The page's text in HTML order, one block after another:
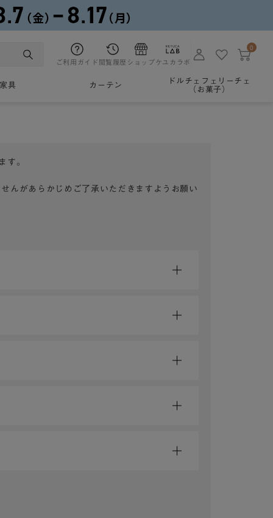
ご利用ガイド 閲覧履歴 ショップケユカラボ
0
家具 カーテン
ドルチェフェリーチェ
（お菓子）
す。
んがあらかじめご了承いただきますようお願い